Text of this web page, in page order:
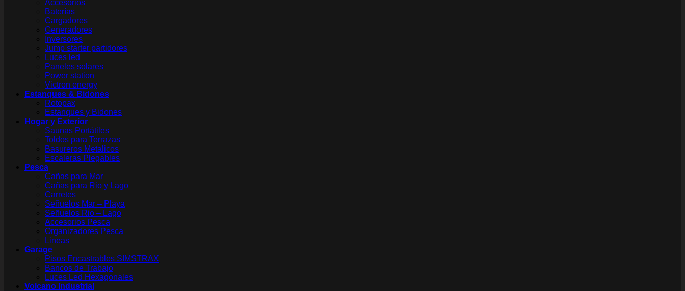
Accesorios
Baterías
Cargadores
Generadores
Inversores
Jump starter partidores
Luces led
Paneles solares
Power station
Victron energy
Estanques & Bidones
Rotopax
Estanques y Bidones
Hogar y Exterior
Saunas Portátiles
Toldos para Terrazas
Basureros Metalicos
Escaleras Plegables
Pesca
Cañas para Mar
Cañas para Rio y Lago
Carretes
Señuelos Mar – Playa
Señuelos Rio – Lago
Accesorios Pesca
Organizadores Pesca
Lineas
Garage
Pisos Encastrables SIMSTRAX
Bancos de Trabajo
Luces Led Hexagonales
Volcano Industrial